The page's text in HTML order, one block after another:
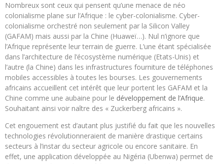
Nombreux sont ceux qui pensent qu’une menace de néo
colonialisme plane sur l’Afrique : le cyber-colonialisme. Cyber-
colonialisme orchestré non seulement par la Silicon Valley
(GAFAM) mais aussi par la Chine (Huaweï…). Nul n’ignore que
l’Afrique représente leur terrain de guerre. L’une étant spécialisée
dans l’architecture de l’écosystème numérique (Etats-Unis) et
l’autre (la Chine) dans les infrastructures fourniture de téléphones
mobiles accessibles à toutes les bourses. Les gouvernements
africains accueillent cet intérêt que leur portent les GAFAM et la
Chine comme une aubaine pour le développement de l’Afrique.
Souhaitant ainsi voir naître des « Zuckerberg africains ».
Cet engouement est d’autant plus justifié du fait que les nouvelles
technologies révolutionneraient de manière drastique certains
secteurs à l’instar du secteur agricole ou encore sanitaire. En
effet, une application développée au Nigéria (Ubenwa) permet de